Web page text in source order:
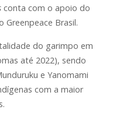
conta com o apoio do
Greenpeace Brasil.
do garimpo em
até 2022), sendo
e Yanomami
com a maior